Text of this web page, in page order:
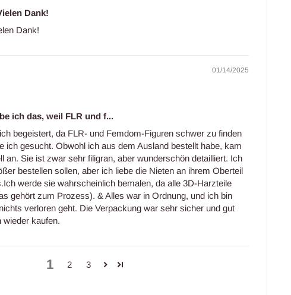
Dank!
Dank!
01/14/2025
ich das, weil FLR und f...
begeistert, da FLR- und Femdom-Figuren schwer zu finden
ich gesucht. Obwohl ich aus dem Ausland bestellt habe, kam
an. Sie ist zwar sehr filigran, aber wunderschön detailliert. Ich
bestellen sollen, aber ich liebe die Nieten an ihrem Oberteil
werde sie wahrscheinlich bemalen, da alle 3D-Harzteile
gehört zum Prozess). & Alles war in Ordnung, und ich bin
verloren geht. Die Verpackung war sehr sicher und gut
wieder kaufen.
1 2 3